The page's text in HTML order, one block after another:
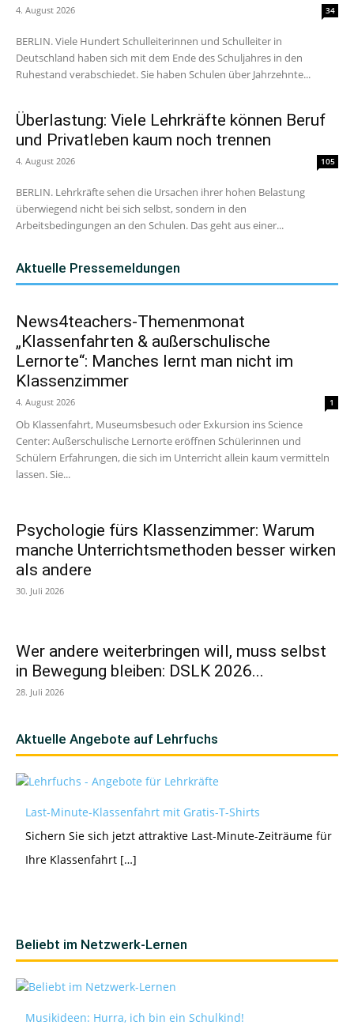
4. August 2026 34
BERLIN. Viele Hundert Schulleiterinnen und Schulleiter in
Deutschland haben sich mit dem Ende des Schuljahres in den
Ruhestand verabschiedet. Sie haben Schulen über Jahrzehnte...
Überlastung: Viele Lehrkräfte können Beruf
und Privatleben kaum noch trennen
4. August 2026 105
BERLIN. Lehrkräfte sehen die Ursachen ihrer hohen Belastung
überwiegend nicht bei sich selbst, sondern in den
Arbeitsbedingungen an den Schulen. Das geht aus einer...
Aktuelle Pressemeldungen
News4teachers-Themenmonat
„Klassenfahrten & außerschulische
Lernorte“: Manches lernt man nicht im
Klassenzimmer
4. August 2026 1
Ob Klassenfahrt, Museumsbesuch oder Exkursion ins Science
Center: Außerschulische Lernorte eröffnen Schülerinnen und
Schülern Erfahrungen, die sich im Unterricht allein kaum vermitteln
lassen. Sie...
Psychologie fürs Klassenzimmer: Warum
manche Unterrichtsmethoden besser wirken
als andere
30. Juli 2026
Wer andere weiterbringen will, muss selbst
in Bewegung bleiben: DSLK 2026...
28. Juli 2026
Aktuelle Angebote auf Lehrfuchs
Last-Minute-Klassenfahrt mit Gratis-T-Shirts
Sichern Sie sich jetzt attraktive Last-Minute-Zeiträume für
Ihre Klassenfahrt […]
Beliebt im Netzwerk-Lernen
Musikideen: Hurra, ich bin ein Schulkind!